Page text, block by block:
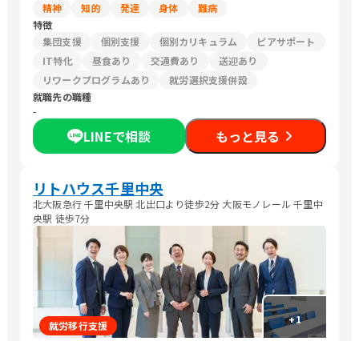
精神
知的 発達 身体
難病
特徴
集団支援
個別支援 個別カリキュラム
ピアサポート
IT特化
昼食あり 交通費あり
送迎あり
リワークプログラムあり
就労選択支援併設
就職先の職種
-
LINEで相談 もっと見る
リトハウス千里中央
北大阪急行 千里中央駅 北出口より徒歩2分 大阪モノレール 千里中
央駅 徒歩7分
+1
就労移行支援